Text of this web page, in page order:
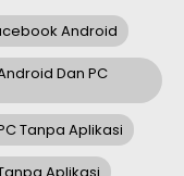
Android
Dan PC
Tanpa Aplikasi